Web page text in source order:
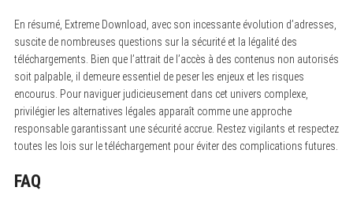
En résumé, Extreme Download, avec son incessante évolution d’adresses,
suscite de nombreuses questions sur la sécurité et la légalité des
téléchargements. Bien que l’attrait de l’accès à des contenus non autorisés
soit palpable, il demeure essentiel de peser les enjeux et les risques
encourus. Pour naviguer judicieusement dans cet univers complexe,
privilégier les alternatives légales apparaît comme une approche
responsable garantissant une sécurité accrue. Restez vigilants et respectez
toutes les lois sur le téléchargement pour éviter des complications futures.
FAQ